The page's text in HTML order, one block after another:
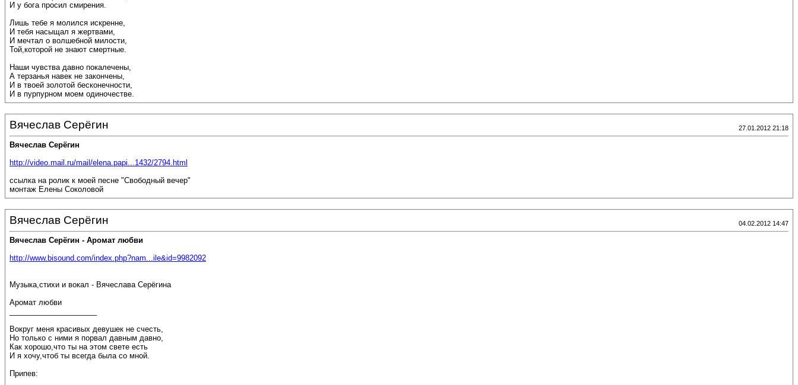
И у бога просил смирения.
Лишь тебе я молился искренне,
И тебя насыщал я жертвами,
И мечтал о волшебной милости,
Той,которой не знают смертные.
Наши чувства давно покалечены,
А терзанья навек не закончены,
И в твоей золотой бесконечности,
И в пурпурном моем одиночестве.
Вячеслав Серёгин 27.01.2012 21:18
Вячеслав Серёгин
http://video.mail.ru/mail/elena.papi...1432/2794.html
ссылка на ролик к моей песне "Свободный вечер"
монтаж Елены Соколовой
Вячеслав Серёгин 04.02.2012 14:47
Вячеслав Серёгин - Аромат любви
http://www.bisound.com/index.php?nam...ile&id=9982092
Музыка,стихи и вокал - Вячеслава Серёгина
Аромат любви
Вокруг меня красивых девушек не счесть,
Но только с ними я порвал давным давно,
Как хорошо,что ты на этом свете есть
И я хочу,чтоб ты всегда была со мной.
Припев: